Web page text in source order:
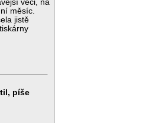
věci, na
měsíc.
jistě
píše